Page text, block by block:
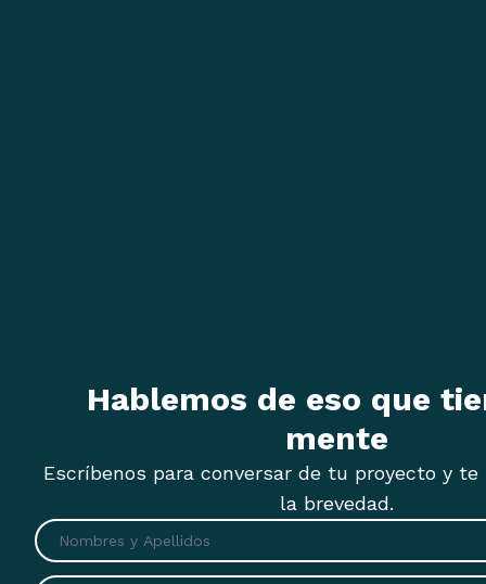
Hablemos de eso que
mente
Escríbenos para conversar de tu proyecto y te
la brevedad.